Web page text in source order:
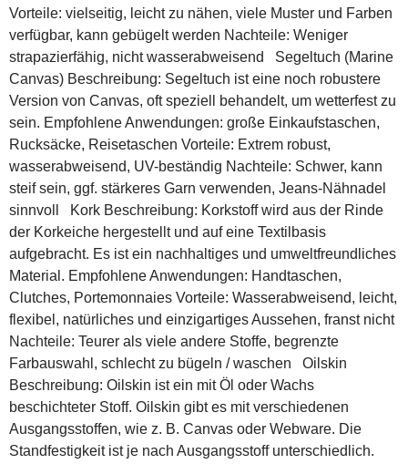
Vorteile: vielseitig, leicht zu nähen, viele Muster und Farben
verfügbar, kann gebügelt werden Nachteile: Weniger
strapazierfähig, nicht wasserabweisend Segeltuch (Marine
Canvas) Beschreibung: Segeltuch ist eine noch robustere
Version von Canvas, oft speziell behandelt, um wetterfest zu
sein. Empfohlene Anwendungen: große Einkaufstaschen,
Rucksäcke, Reisetaschen Vorteile: Extrem robust,
wasserabweisend, UV-beständig Nachteile: Schwer, kann
steif sein, ggf. stärkeres Garn verwenden, Jeans-Nähnadel
sinnvoll Kork Beschreibung: Korkstoff wird aus der Rinde
der Korkeiche hergestellt und auf eine Textilbasis
aufgebracht. Es ist ein nachhaltiges und umweltfreundliches
Material. Empfohlene Anwendungen: Handtaschen,
Clutches, Portemonnaies Vorteile: Wasserabweisend, leicht,
flexibel, natürliches und einzigartiges Aussehen, franst nicht
Nachteile: Teurer als viele andere Stoffe, begrenzte
Farbauswahl, schlecht zu bügeln / waschen Oilskin
Beschreibung: Oilskin ist ein mit Öl oder Wachs
beschichteter Stoff. Oilskin gibt es mit verschiedenen
Ausgangsstoffen, wie z. B. Canvas oder Webware. Die
Standfestigkeit ist je nach Ausgangsstoff unterschiedlich.